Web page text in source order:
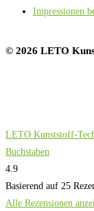
Impressionen
© 2026 LETO
LETO Kunststoff-
Buchstaben
4.9
Basierend auf 25
Alle Rezensionen